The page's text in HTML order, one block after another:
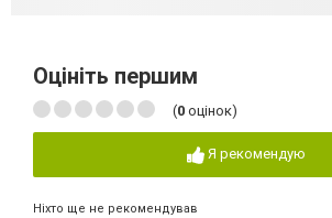
Оцініть першим
(0 оцінок)
Я рекомендую
Ніхто ще не рекомендував